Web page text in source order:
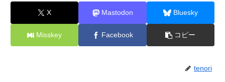
X Mastodon Bluesky
Misskey Facebook コピー
tenori